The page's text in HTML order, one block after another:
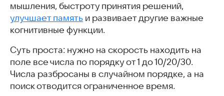
мышления, быстроту принятия решений,
улучшает память и развивает другие важные
когнитивные функции.
Суть проста: нужно на скорость находить на
поле все числа по порядку от 1 до 10/20/30.
Числа разбросаны в случайном порядке, а на
поиск отводится ограниченное время.